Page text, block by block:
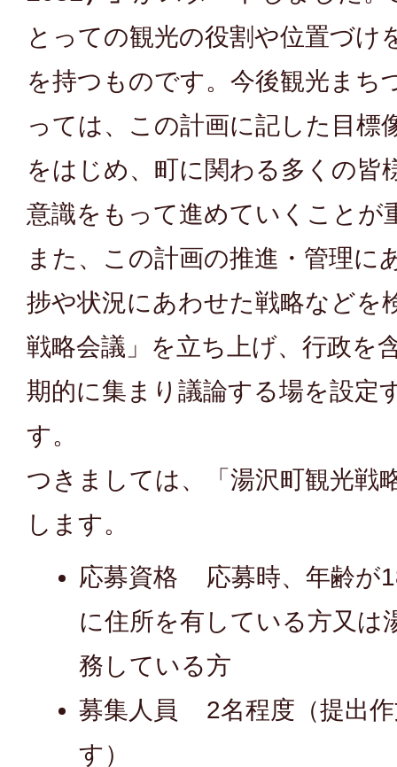
とっての観光の役割や位置づけ
を持つものです。今後観光まち
っては、この計画に記した目標
をはじめ、町に関わる多くの皆
意識をもって進めていくことが
また、この計画の推進・管理に
捗や状況にあわせた戦略などを
戦略会議」を立ち上げ、行政を
期的に集まり議論する場を設定
す。
つきましては、「湯沢町観光戦
します。
応募資格 応募時、年齢が
に住所を有している方又は
務している方
募集人員 2名程度（提出
す）